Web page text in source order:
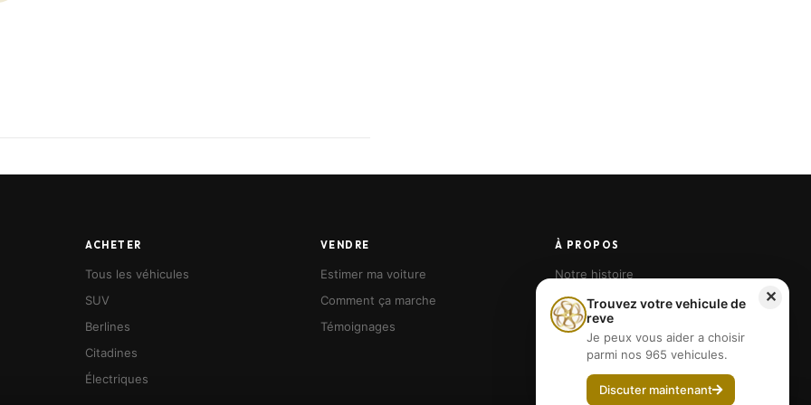
ACHETER
Tous les véhicules
SUV
Berlines
Citadines
Électriques
VENDRE
Estimer ma voiture
Comment ça marche
Témoignages
À PROPOS
Notre histoire
Nos agences
Devenir franchisé
✕
Trouvez votre vehicule de
reve
Je peux vous aider a choisir
parmi nos 965 vehicules.
Discuter maintenant